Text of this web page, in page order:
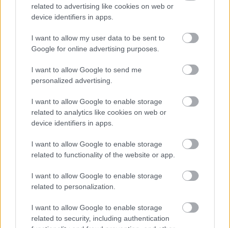
related to advertising like cookies on web or
device identifiers in apps.
I want to allow my user data to be sent to
Google for online advertising purposes.
I want to allow Google to send me
personalized advertising.
I want to allow Google to enable storage
related to analytics like cookies on web or
device identifiers in apps.
I want to allow Google to enable storage
related to functionality of the website or app.
I want to allow Google to enable storage
related to personalization.
I want to allow Google to enable storage
related to security, including authentication
5 trvaliek s panašovanými listami, ktoré dodajú
vášmu záhonu celosezónny šmrnc